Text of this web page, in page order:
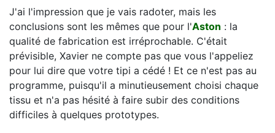
J'ai l'impression que je vais radoter, mais les
conclusions sont les mêmes que pour l'Aston : la
qualité de fabrication est irréprochable. C'était
prévisible, Xavier ne compte pas que vous l'appeliez
pour lui dire que votre tipi a cédé ! Et ce n'est pas au
programme, puisqu'il a minutieusement choisi chaque
tissu et n'a pas hésité à faire subir des conditions
difficiles à quelques prototypes.